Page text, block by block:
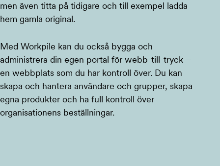
men även titta på tidigare och till exempel ladda
hem gamla original.
Med Workpile kan du också bygga och
administrera din egen portal för webb-till-tryck –
en webbplats som du har kontroll över. Du kan
skapa och hantera användare och grupper, skapa
egna produkter och ha full kontroll över
organisationens beställningar.